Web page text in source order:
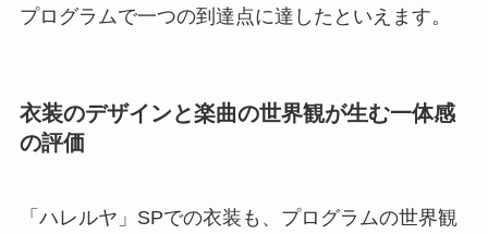
プログラムで一つの到達点に達したといえます。
衣装のデザインと楽曲の世界観が生む一体感
の評価
「ハレルヤ」SPでの衣装も、プログラムの世界観